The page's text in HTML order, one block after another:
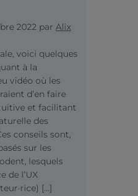
2022 par Alix
voici quelques
à la
vidéo où les
d’en faire
et facilitant
des
conseils sont,
sur les
lesquels
de l’UX
[…]